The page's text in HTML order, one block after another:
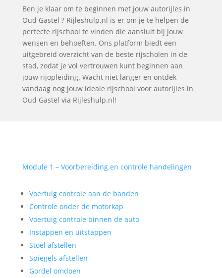
Ben je klaar om te beginnen met jouw autorijles in
Oud Gastel ? Rijleshulp.nl is er om je te helpen de
perfecte rijschool te vinden die aansluit bij jouw
wensen en behoeften. Ons platform biedt een
uitgebreid overzicht van de beste rijscholen in de
stad, zodat je vol vertrouwen kunt beginnen aan
jouw rijopleiding. Wacht niet langer en ontdek
vandaag nog jouw ideale rijschool voor autorijles in
Oud Gastel via Rijleshulp.nl!
Module 1 – Voorbereiding en controle handelingen
Voertuig controle aan de banden
Controle onder de motorkap
Voertuig controle binnen de auto
Instappen en uitstappen
Stoel afstellen
Spiegels afstellen
Gordel omdoen